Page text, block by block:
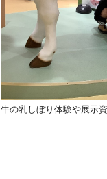
牛の乳しぼり体験や展示